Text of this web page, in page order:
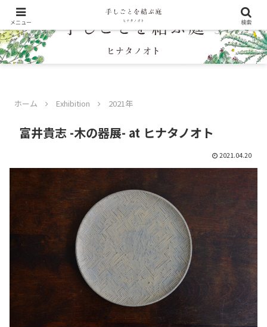
ホーム Exhibition 2021年
富井貴志 -木の器展- at ヒナタノオト
2021.04.20
メニュー 検索